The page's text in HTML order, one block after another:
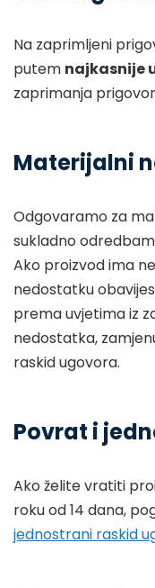
Na zaprimljeni
putem najkasnije
zaprimanja
Materijalni
Odgovaramo za
sukladno
Ako proizvod ima
nedostatku
prema uvjetima iz
nedostatka,
raskid ugovora.
Povrat i
Ako želite vratiti
roku od 14 dana,
jednostrani raskid